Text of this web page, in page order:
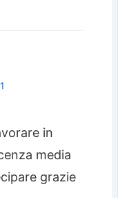
in
media
grazie